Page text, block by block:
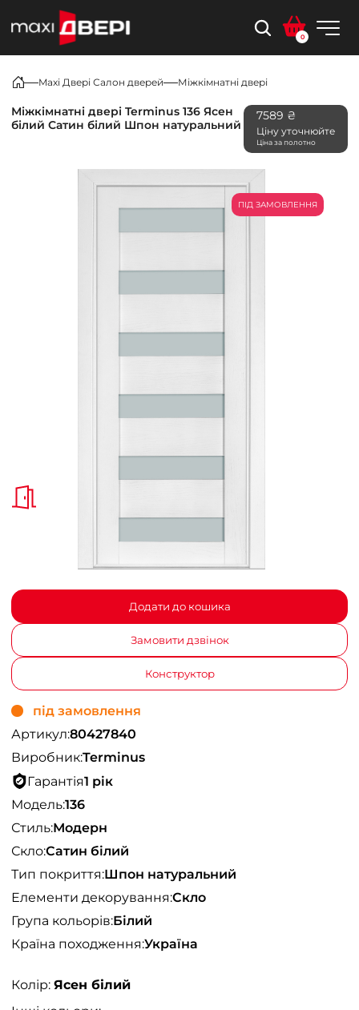
0
Maxi Двері Салон дверей Міжкімнатні двері
Міжкімнатні двері Terminus 136 Ясен
білий Сатин білий Шпон натуральний
7589 ₴
Ціну уточнюйте
Ціна за полотно
ПІД ЗАМОВЛЕННЯ
Додати до кошика
Замовити дзвінок
Конструктор
під замовлення
Артикул:80427840
Виробник:Terminus
Гарантія1 рік
Модель:136
Стиль:Модерн
Скло:Сатин білий
Тип покриття:Шпон натуральний
Елементи декорування:Скло
Група кольорів:Білий
Країна походження:Україна
Колір: Ясен білий